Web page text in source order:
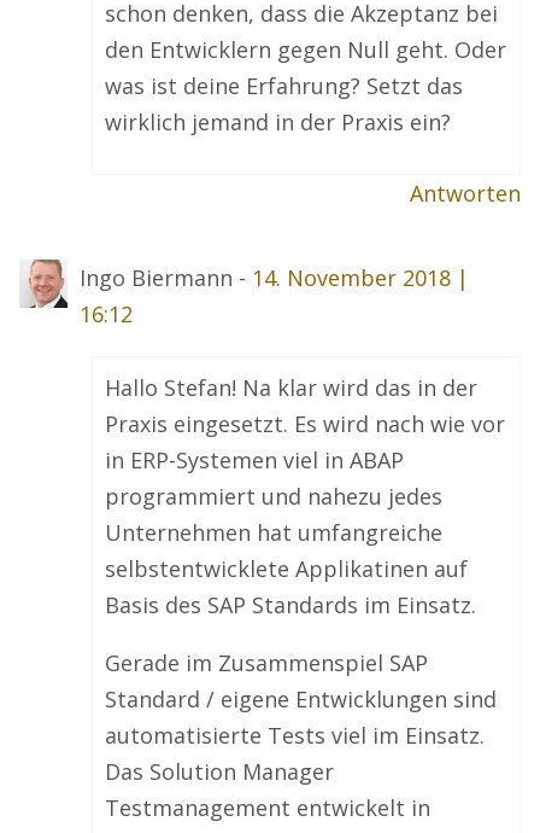
schon denken, dass die Akzeptanz bei
den Entwicklern gegen Null geht. Oder
was ist deine Erfahrung? Setzt das
wirklich jemand in der Praxis ein?
Antworten
Ingo Biermann - 14. November 2018 |
16:12
Hallo Stefan! Na klar wird das in der
Praxis eingesetzt. Es wird nach wie vor
in ERP-Systemen viel in ABAP
programmiert und nahezu jedes
Unternehmen hat umfangreiche
selbstentwicklete Applikatinen auf
Basis des SAP Standards im Einsatz.
Gerade im Zusammenspiel SAP
Standard / eigene Entwicklungen sind
automatisierte Tests viel im Einsatz.
Das Solution Manager
Testmanagement entwickelt in